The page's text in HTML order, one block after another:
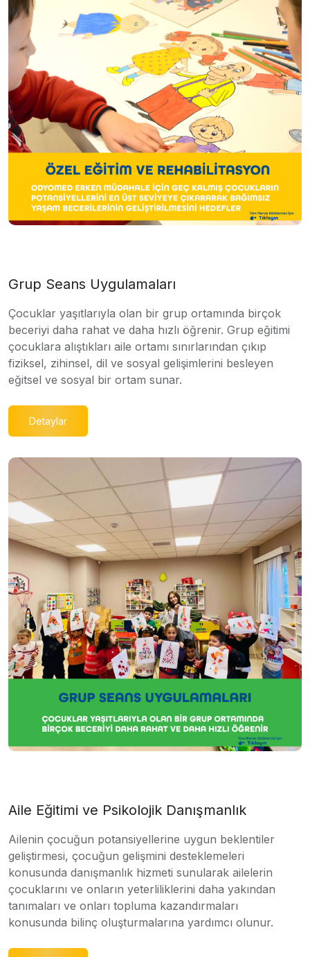
Grup Seans Uygulamaları
Çocuklar yaşıtlarıyla olan bir grup ortamında birçok
beceriyi daha rahat ve daha hızlı öğrenir. Grup eğitimi
çocuklara alıştıkları aile ortamı sınırlarından çıkıp
fiziksel, zihinsel, dil ve sosyal gelişimlerini besleyen
eğitsel ve sosyal bir ortam sunar.
Detaylar
Aile Eğitimi ve Psikolojik Danışmanlık
Ailenin çocuğun potansiyellerine uygun beklentiler
geliştirmesi, çocuğun gelişmini desteklemeleri
konusunda danışmanlık hizmeti sunularak ailelerin
çocuklarını ve onların yeterliliklerini daha yakından
tanımaları ve onları topluma kazandırmaları
konusunda bilinç oluşturmalarına yardımcı olunur.